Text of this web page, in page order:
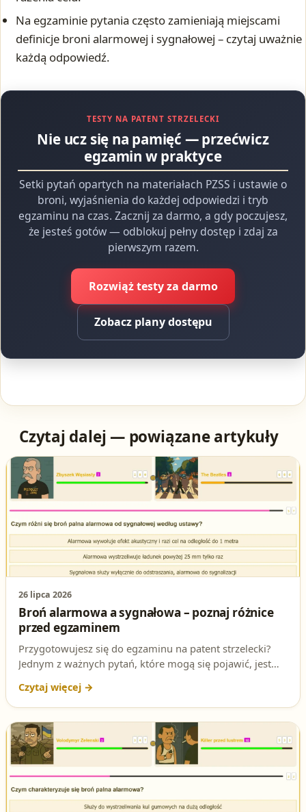
Na egzaminie pytania często zamieniają miejscami
definicje broni alarmowej i sygnałowej – czytaj uważnie
każdą odpowiedź.
TESTY NA PATENT STRZELECKI
Nie ucz się na pamięć — przećwicz
egzamin w praktyce
Setki pytań opartych na materiałach PZSS i ustawie o
broni, wyjaśnienia do każdej odpowiedzi i tryb
egzaminu na czas. Zacznij za darmo, a gdy poczujesz,
że jesteś gotów — odblokuj pełny dostęp i zdaj za
pierwszym razem.
Rozwiąż testy za darmo
Zobacz plany dostępu
Czytaj dalej — powiązane artykuły
26 lipca 2026
Broń alarmowa a sygnałowa – poznaj różnice
przed egzaminem
Przygotowujesz się do egzaminu na patent strzelecki?
Jednym z ważnych pytań, które mogą się pojawić, jest
artykule dokładnie wyjaśniamy, co mówi ustawa i jak
odpowiedzieć na to pytanie, aby zdobyć cenne punkty na
teście.